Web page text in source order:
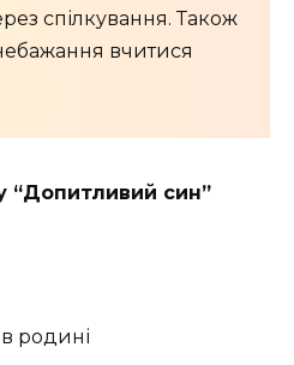
спілкування. Також
вчитися
“Допитливий син”
родині